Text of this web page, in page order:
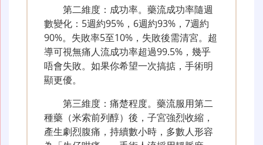
第二維度：成功率。藥流成功率隨週
數變化：5週約95%，6週約93%，7週約
90%。失敗率5至10%，失敗後需清宮。超
導可視無痛人流成功率超過99.5%，幾乎
唔會失敗。如果你希望一次搞掂，手術明
顯更優。
第三維度：痛楚程度。藥流服用第二
種藥（米索前列醇）後，子宮強烈收縮，
產生劇烈腹痛，持續數小時，多數人形容